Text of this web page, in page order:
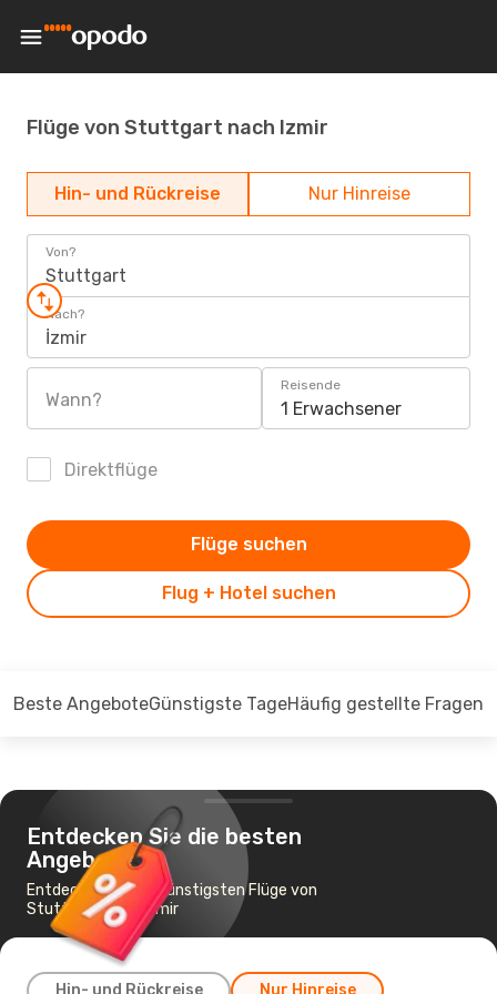
Flüge von Stuttgart nach Izmir
Hin- und Rückreise Nur Hinreise
Von?
Stuttgart
Nach?
İzmir
Wann?
Reisende
1 Erwachsener
Direktflüge
Flug + Hotel suchen
Flüge suchen
Beste AngeboteGünstigste TageHäufig gestellte Fragen
Entdecken Sie die besten
Angebote
Entdecken Sie die günstigsten Flüge von
Stuttgart nach İzmir
Hin- und Rückreise Nur Hinreise